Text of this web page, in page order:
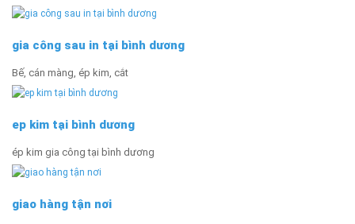
gia công sau in tại bình dương
Bế, cán màng, ép kim, cắt
ep kim tại bình dương
ép kim gia công tại bình dương
giao hàng tận nơi